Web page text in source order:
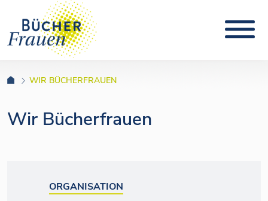
WIR BÜCHERFRAUEN
Wir Bücherfrauen
ORGANISATION